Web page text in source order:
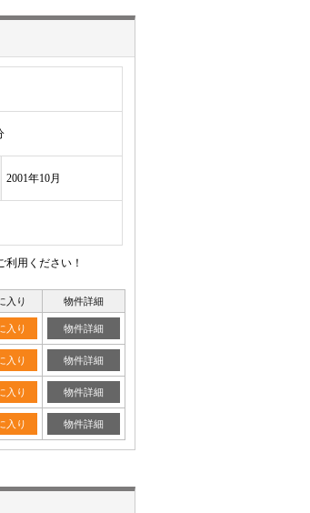
2001年10月
用ください！
入り 物件詳細
入り 物件詳細
入り 物件詳細
入り 物件詳細
入り 物件詳細